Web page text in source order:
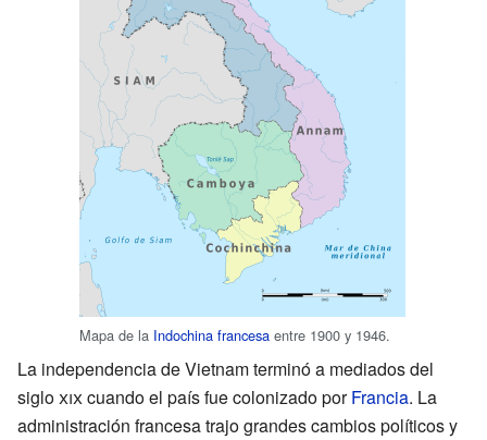
Mapa de la Indochina francesa entre 1900 y 1946.
La independencia de Vietnam terminó a mediados del
sigloxixcuando el país fue colonizado porFrancia. La
administración francesa trajo grandes cambios políticos y